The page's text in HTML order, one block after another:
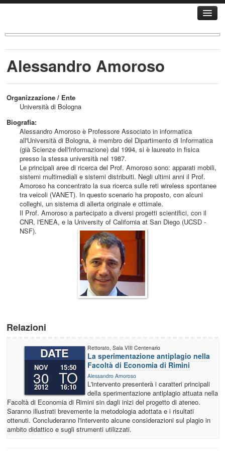
Programma
Relatori
Relazioni
Partecipanti
Come raggiungerci
Contatti
Alessandro Amoroso
Organizzazione / Ente
Università di Bologna
Biografia:
Alessandro Amoroso è Professore Associato in informatica
all'Università di Bologna, è membro del Dipartimento di Informatica
(già Scienze dell'Informazione) dal 1994, si è laureato in fisica
presso la stessa università nel 1987.
Le principali aree di ricerca del Prof. Amoroso sono: apparati mobili,
sistemi multimediali e sistemi distribuiti. Negli ultimi anni il Prof.
Amoroso ha concentrato la sua ricerca sulle reti wireless spontanee
tra veicoli (VANET). In questo scenario ha proposto, con alcuni
colleghi, un sistema di allerta originale e ottimale.
Il Prof. Amoroso a partecipato a diversi progetti scientifici, con il
CNR, l'ENEA, e la University of California at San Diego (UCSD -
NSF).
Relazioni
DATE
NOV
30
2012
15:50
TO
16:10
Rettorato, Sala VIII Centenario
La sperimentazione antiplagio nella
Facoltà di Economia di Rimini
Alessandro Amoroso
L'intervento presenterà i caratteri principali
della sperimentazione antiplagio attuata nella
Facoltà di Economia di Rimini sin dagli inizi del progetto di ateneo.
Saranno illustrati brevemente la metodologia adottata e i risultati
ottenuti. Concluderanno l'intervento alcune considerazioni sul plagio in
ambito didattico e sugli strumenti utilizzati.